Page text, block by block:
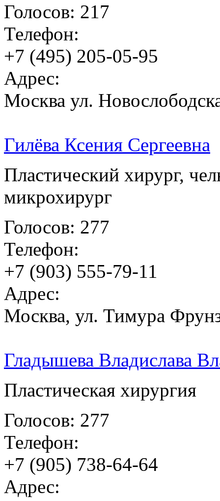
Голосов: 217
Телефон:
+7 (495) 205-05-95
Адрес:
Москва ул.
Гилёва Ксения Сергеевна
Пластический хирург,
микрохирург
Голосов: 277
Телефон:
+7 (903) 555-79-11
Адрес:
Москва, ул. Тимура
Гладышева Владислава
Пластическая хирургия
Голосов: 277
Телефон:
+7 (905) 738-64-64
Адрес: